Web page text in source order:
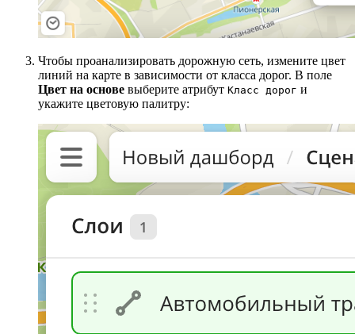
Чтобы проанализировать дорожную сеть, измените цвет
линий на карте в зависимости от класса дорог. В поле
Цвет на основе выберите атрибут Класс дорог и
укажите цветовую палитру: